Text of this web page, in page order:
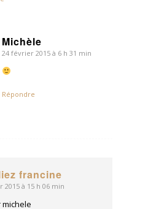
Michèle
dit
24 février 2015 à 6 h 31 min
Répondre
francine
2015 à 15 h 06 min